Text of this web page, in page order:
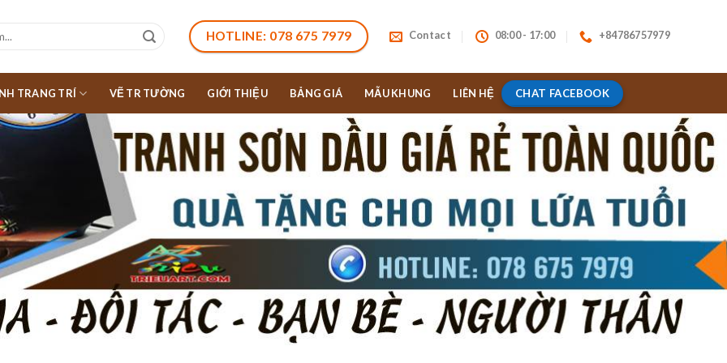
HOTLINE: 078 675 7979 Contact 08:00 - 17:00 +84786757979
TRANG TRÍ VẼ TR TƯỜNG GIỚI THIỆU BẢNG GIÁ MẪU KHUNG LIÊN HỆ CHAT FACEBOOK